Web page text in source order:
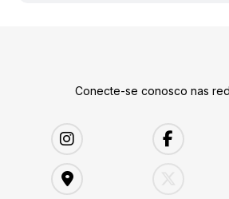
Conecte-se conosco nas